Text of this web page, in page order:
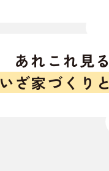
あれこれ見
いざ家づくり